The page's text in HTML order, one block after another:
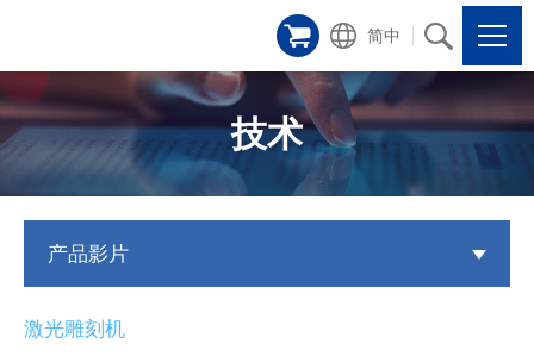
简中
技术
产品影片
激光雕刻机